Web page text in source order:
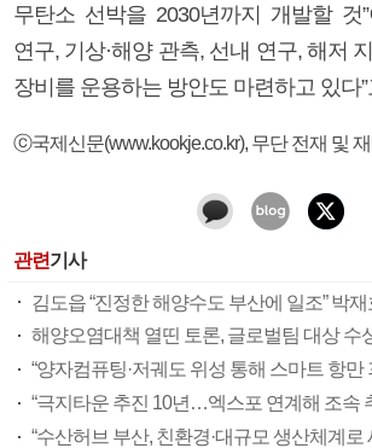
무탄소 선박을 2030년까지 개발할 것”
연구, 기상·해양 관측, 선내 연구, 해저
장비를 운용하는 방안도 마련하고 있다
ⓒ국제신문(www.kookje.co.kr), 무단 전재 및
관련기사
해양오염대책 열띤 토론, 글로벌팀 대상 수
“양자컴퓨팅·저궤도 위성 통해 스마트 항만
“극지타운 추진 10년…엑스포 연계해 조속
“수산허브 부산, 친환경·대규모 생산체계로